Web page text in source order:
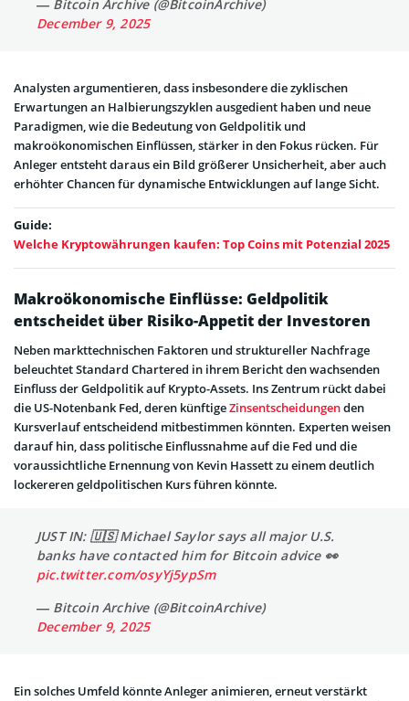
— Bitcoin Archive (@BitcoinArchive)
December 9, 2025
Analysten argumentieren, dass insbesondere die zyklischen
Erwartungen an Halbierungszyklen ausgedient haben und neue
Paradigmen, wie die Bedeutung von Geldpolitik und
makroökonomischen Einflüssen, stärker in den Fokus rücken. Für
Anleger entsteht daraus ein Bild größerer Unsicherheit, aber auch
erhöhter Chancen für dynamische Entwicklungen auf lange Sicht.
Guide:
Welche Kryptowährungen kaufen: Top Coins mit Potenzial 2025
Makroökonomische Einflüsse: Geldpolitik
entscheidet über Risiko-Appetit der Investoren
Neben markttechnischen Faktoren und struktureller Nachfrage
beleuchtet Standard Chartered in ihrem Bericht den wachsenden
Einfluss der Geldpolitik auf Krypto-Assets. Ins Zentrum rückt dabei
die US-Notenbank Fed, deren künftigeZinsentscheidungenden
Kursverlauf entscheidend mitbestimmen könnten. Experten weisen
darauf hin, dass politische Einflussnahme auf die Fed und die
voraussichtliche Ernennung von Kevin Hassett zu einem deutlich
lockereren geldpolitischen Kurs führen könnte.
JUST IN: 🇺🇸 Michael Saylor says all major U.S.
banks have contacted him for Bitcoin advice 👀
pic.twitter.com/osyYj5ypSm
— Bitcoin Archive (@BitcoinArchive)
December 9, 2025
Ein solches Umfeld könnte Anleger animieren, erneut verstärkt